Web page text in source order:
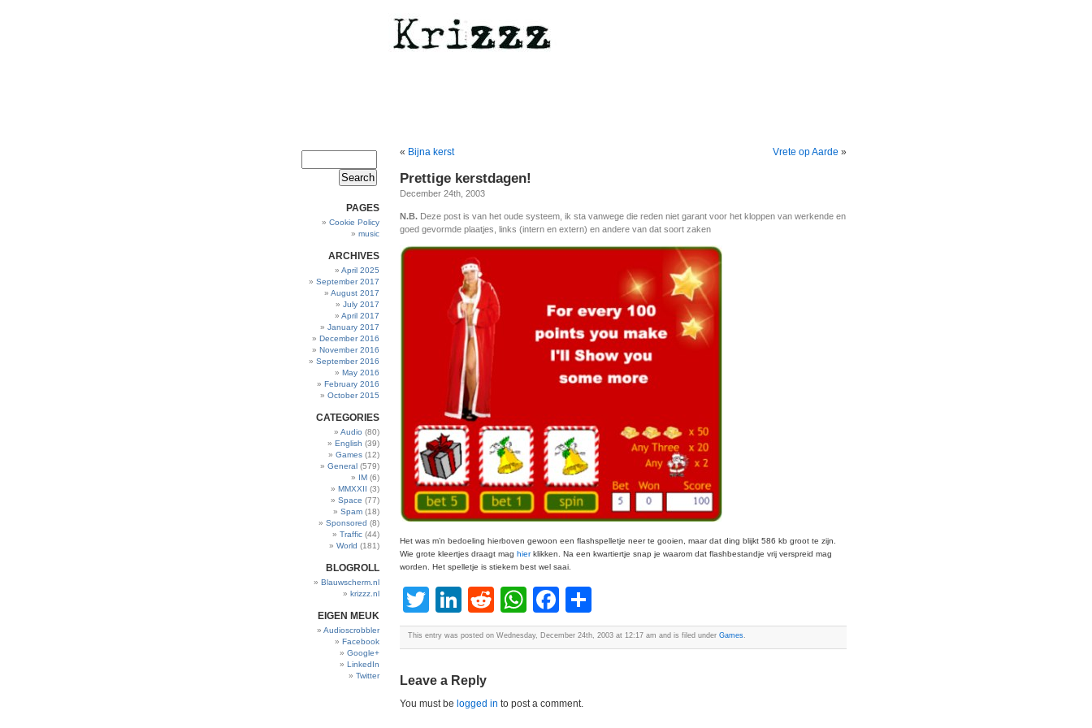
PAGES
Cookie Policy
music
ARCHIVES
April 2025
September 2017
August 2017
July 2017
April 2017
January 2017
December 2016
November 2016
September 2016
May 2016
February 2016
October 2015
CATEGORIES
Audio (80)
English (39)
Games (12)
General (579)
IM (6)
MMXXII (3)
Space (77)
Spam (18)
Sponsored (8)
Traffic (44)
World (181)
BLOGROLL
Blauwscherm.nl
krizzz.nl
EIGEN MEUK
Audioscrobbler
Facebook
Google+
LinkedIn
Twitter
« Bijna kerst Vrete op Aarde »
Prettige kerstdagen!
December 24th, 2003
N.B. Deze post is van het oude systeem, ik sta vanwege die reden niet garant voor het kloppen van werkende en
goed gevormde plaatjes, links (intern en extern) en andere van dat soort zaken
Het was m’n bedoeling hierboven gewoon een flashspelletje neer te gooien, maar dat ding blijkt 586 kb groot te zijn.
Wie grote kleertjes draagt mag hierklikken. Na een kwartiertje snap je waarom dat flashbestandje vrij verspreid mag
worden. Het spelletje is stiekem best wel saai.
Twitter
LinkedIn
RedditWhatsApp
Facebook
This entry was posted on Wednesday, December 24th, 2003 at 12:17 am and is filed under Games.
Leave a Reply
You must be logged in to post a comment.